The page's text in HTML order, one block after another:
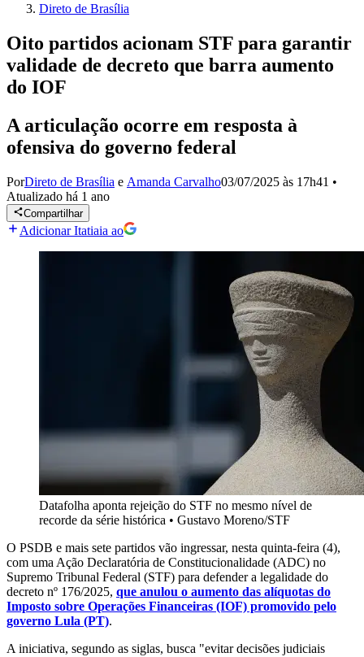
Direto de Brasília
Oito partidos acionam STF para garantir
validade de decreto que barra aumento
do IOF
A articulação ocorre em resposta à
ofensiva do governo federal
PorDireto de Brasília e Amanda Carvalho03/07/2025 às 17h41 •
Atualizado há 1 ano
Compartilhar
Adicionar Itatiaia ao
Datafolha aponta rejeição do STF no mesmo nível de
recorde da série histórica • Gustavo Moreno/STF
O PSDB e mais sete partidos vão ingressar, nesta quinta-feira (4),
com uma Ação Declaratória de Constitucionalidade (ADC) no
Supremo Tribunal Federal (STF) para defender a legalidade do
decreto nº 176/2025, que anulou o aumento das alíquotas do
Imposto sobre Operações Financeiras (IOF) promovido pelo
governo Lula (PT).
A iniciativa, segundo as siglas, busca "evitar decisões judiciais